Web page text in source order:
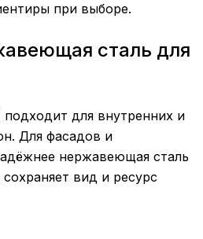
при выборе.
сталь для
для внутренних и
Для фасадов и
нержавеющая сталь
вид и ресурс